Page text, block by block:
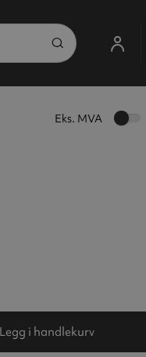
Eks. MVA
Legg i handlekurv